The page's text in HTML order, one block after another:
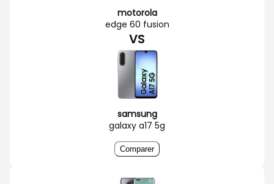
motorola
edge 60 fusion
VS
samsung
galaxy a17 5g
Comparer